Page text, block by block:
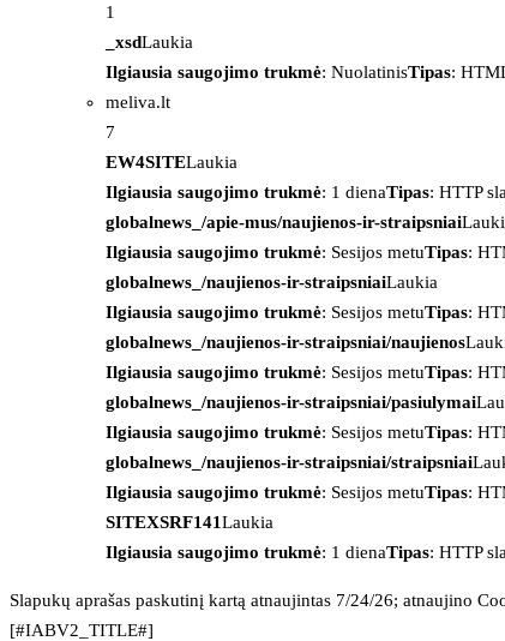
1
_xsdLaukia
Ilgiausia saugojimo trukmė: NuolatinisTipas:
meliva.lt
7
EW4SITELaukia
Ilgiausia saugojimo trukmė: 1 dienaTipas: HTTP
globalnews_/apie-mus/naujienos-ir-straipsniai
Ilgiausia saugojimo trukmė: Sesijos metuTipas:
globalnews_/naujienos-ir-straipsniaiLaukia
Ilgiausia saugojimo trukmė: Sesijos metuTipas:
globalnews_/naujienos-ir-straipsniai/naujienos
Ilgiausia saugojimo trukmė: Sesijos metuTipas:
globalnews_/naujienos-ir-straipsniai/pasiulymai
Ilgiausia saugojimo trukmė: Sesijos metuTipas:
globalnews_/naujienos-ir-straipsniai/straipsniai
Ilgiausia saugojimo trukmė: Sesijos metuTipas:
SITEXSRF141Laukia
Ilgiausia saugojimo trukmė: 1 dienaTipas: HTTP
Slapukų aprašas paskutinį kartą atnaujintas 7/24/26; atnaujino
[#IABV2_TITLE#]